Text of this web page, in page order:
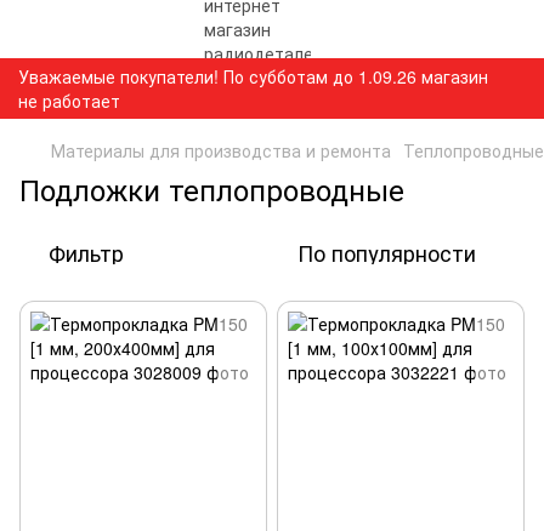
Уважаемые покупатели! По субботам до 1.09.26 магазин
не работает
Материалы для производства и ремонта
Подложки теплопроводные
Фильтр По популярности